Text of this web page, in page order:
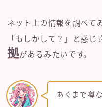
ネット上の情報を調べて
「もしかして？」と感じ
拠があるみたいです。
あくまで噂